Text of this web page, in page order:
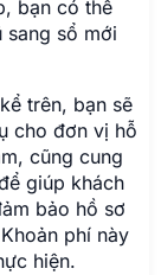
bạn có thể
sổ mới
trên, bạn sẽ
cho đơn vị hỗ
cũng cung
giúp khách
bảo hồ sơ
phí này
hiện.